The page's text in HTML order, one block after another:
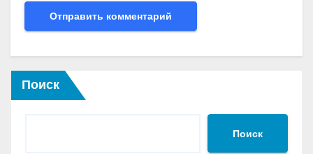
Поиск
Поиск